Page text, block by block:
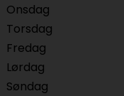
Onsdag
Torsdag
Fredag
Lørdag
Søndag